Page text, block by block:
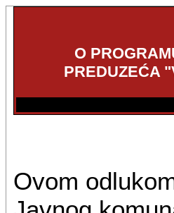
O
PREDUZEĆA
Ovom